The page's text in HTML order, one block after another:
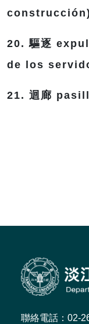
construcción)
20. 驅逐
de los
21. 迴廊
聯絡電話：02-